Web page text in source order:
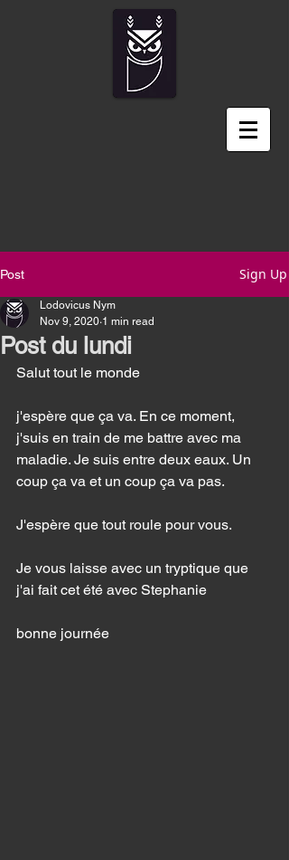
Post Sign Up
Post du lundi
Lodovicus Nym
Nov 9, 2020 1 min read
Salut tout le monde
j'espère que ça va. En ce moment,
j'suis en train de me battre avec ma
maladie. Je suis entre deux eaux. Un
coup ça va et un coup ça va pas.
J'espère que tout roule pour vous.
Je vous laisse avec un tryptique que
j'ai fait cet été avec Stephanie
bonne journée